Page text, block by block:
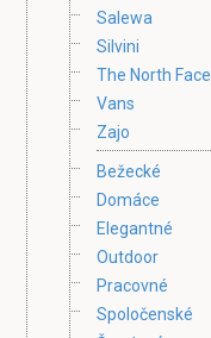
Salewa
Silvini
The North Face
Vans
Zajo
Bežecké
Domáce
Elegantné
Outdoor
Pracovné
Spoločenské